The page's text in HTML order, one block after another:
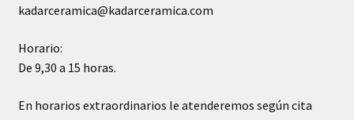
kadarceramica@kadarceramica.com
Horario:
De 9,30 a 15 horas.
En horarios extraordinarios le atenderemos según cita